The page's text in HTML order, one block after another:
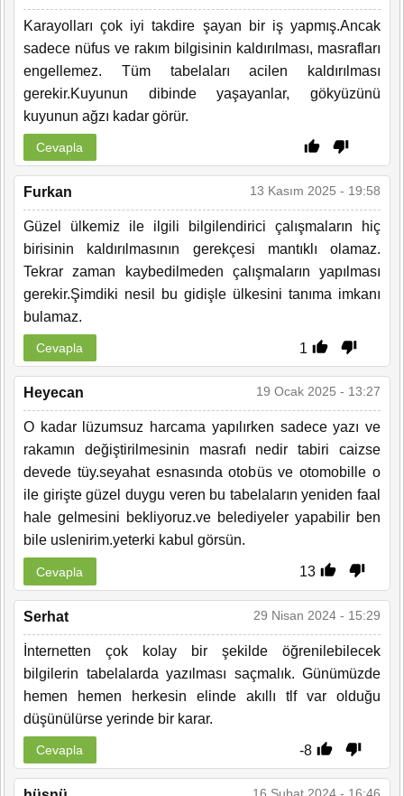
Karayolları çok iyi takdire şayan bir iş yapmış.Ancak
sadece nüfus ve rakım bilgisinin kaldırılması, masrafları
engellemez. Tüm tabelaları acilen kaldırılması
gerekir.Kuyunun dibinde yaşayanlar, gökyüzünü
kuyunun ağzı kadar görür.
Cevapla
Furkan 13 Kasım 2025 - 19:58
Güzel ülkemiz ile ilgili bilgilendirici çalışmaların hiç
birisinin kaldırılmasının gerekçesi mantıklı olamaz.
Tekrar zaman kaybedilmeden çalışmaların yapılması
gerekir.Şimdiki nesil bu gidişle ülkesini tanıma imkanı
bulamaz.
1
Cevapla
Heyecan 19 Ocak 2025 - 13:27
O kadar lüzumsuz harcama yapılırken sadece yazı ve
rakamın değiştirilmesinin masrafı nedir tabiri caizse
devede tüy.seyahat esnasında otobüs ve otomobille o
ile girişte güzel duygu veren bu tabelaların yeniden faal
hale gelmesini bekliyoruz.ve belediyeler yapabilir ben
bile uslenirim.yeterki kabul görsün.
13
Cevapla
Serhat 29 Nisan 2024 - 15:29
İnternetten çok kolay bir şekilde öğrenilebilecek
bilgilerin tabelalarda yazılması saçmalık. Günümüzde
hemen hemen herkesin elinde akıllı tlf var olduğu
düşünülürse yerinde bir karar.
-8
Cevapla